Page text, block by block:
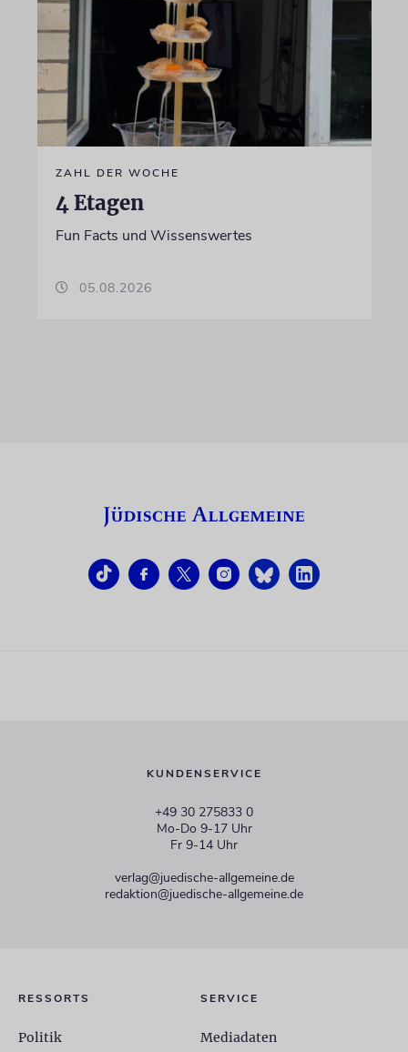
ZAHL DER WOCHE
4 Etagen
Fun Facts und Wissenswertes
05.08.2026
KUNDENSERVICE
+49 30 275833 0
Mo-Do 9-17 Uhr
Fr 9-14 Uhr
verlag@juedische-allgemeine.de
redaktion@juedische-allgemeine.de
RESSORTS
Politik
SERVICE
Mediadaten